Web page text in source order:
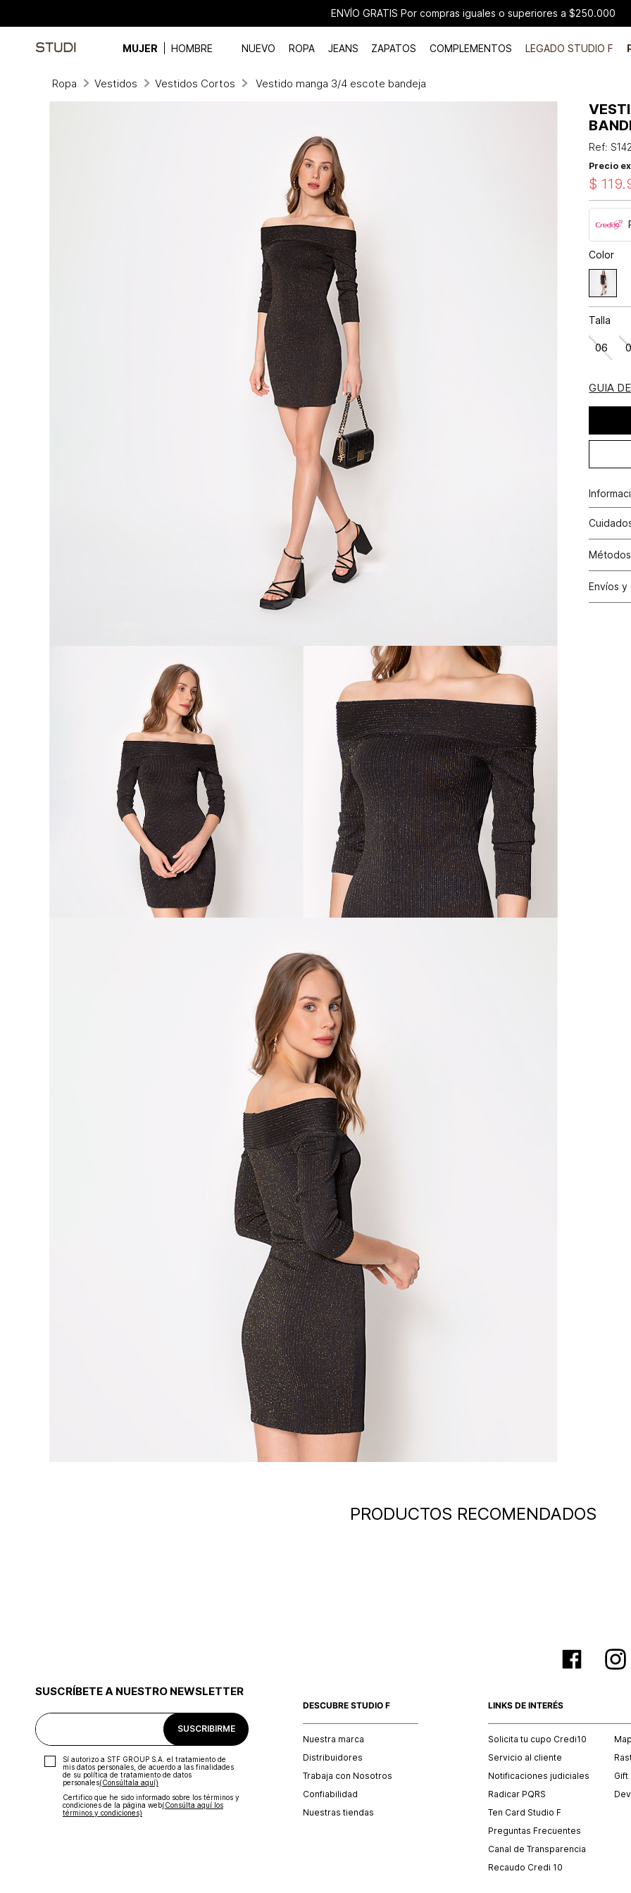
ENVÍO GRATIS Por compras iguales o superiores a $250.000
MUJER HOMBRE NUEVO ROPA JEANS ZAPATOS COMPLEMENTOS LEGADO STUDIO F
Ropa Vestidos Vestidos Cortos Vestido manga 3/4 escote bandeja
Ref:
Precio
$ 119.
Color
Talla
06
GUIA
Lavar a
Tarjetas
Envíos
de
PRODUCTOS RECOMENDADOS
SUSCRÍBETE A NUESTRO NEWSLETTER
SUSCRIBIRME
Sí autorizo a STF GROUP S.A. el tratamiento de
mis datos personales, de acuerdo a las finalidades
de su política de tratamiento de datos
personales‎(Consúltala aquí)
Certifico que he sido informado sobre los términos y
condiciones de la página web‎(Consúlta aquí los
términos y condiciones)
DESCUBRE STUDIO F
Nuestra marca
Distribuidores
Trabaja con Nosotros
Confiabilidad
Nuestras tiendas
LINKS DE INTERÉS
Solicita tu cupo Credi10
Servicio al cliente
Notificaciones judiciales
Radicar PQRS
Ten Card Studio F
Preguntas Frecuentes
Canal de Transparencia
Recaudo Credi 10
Gift